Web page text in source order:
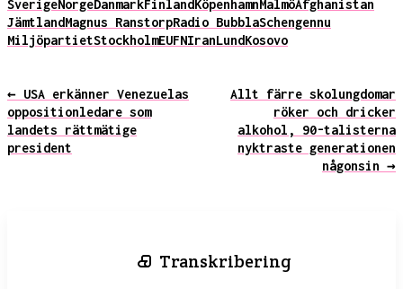
SverigeNorgeDanmarkFinlandKöpenhamnMalmöAfghanistan
JämtlandMagnus RanstorpRadio BubblaSchengennu
MiljöpartietStockholmEUFNIranLundKosovo
← USA erkänner Venezuelas
oppositionledare som
landets rättmätige
president
Allt färre skolungdomar
röker och dricker
alkohol, 90-talisterna
nyktraste generationen
någonsin →
Transkribering